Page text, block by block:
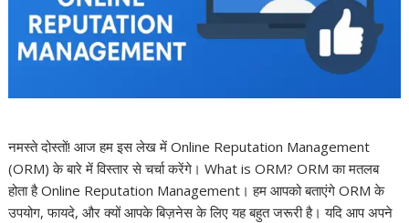
नमस्ते दोस्तों! आज हम इस लेख में Online Reputation Management
(ORM) के बारे में विस्तार से चर्चा करेंगे। What is ORM? ORM का मतलब
होता है Online Reputation Management। हम आपको बताएंगे ORM के
उपयोग, फायदे, और क्यों आपके बिज़नेस के लिए यह बहुत जरूरी है। यदि आप अपने